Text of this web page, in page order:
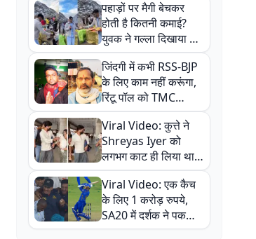
अजित महतो बोले- TMC
की गंदी चाल
पहाड़ों पर मैगी बेचकर
होती है कितनी कमाई?
युवक ने गल्ला दिखाया तो
नौकरी वालों के खड़े हो गए
कान
जिंदगी में कभी RSS-BJP
के लिए काम नहीं करूंगा,
रिंटू पॉल को TMC
ऑफिस में ले जाकर पीटा,
Video वायरल
Viral Video: कुत्ते ने
Shreyas Iyer को
लगभग काट ही लिया था,
न्यूजीलैंड सीरीज से पहले
बाल-बाल बचे
Viral Video: एक कैच
के लिए 1 करोड़ रुपये,
SA20 में दर्शक ने पकड़ा
एक हाथ से गजब का कैच